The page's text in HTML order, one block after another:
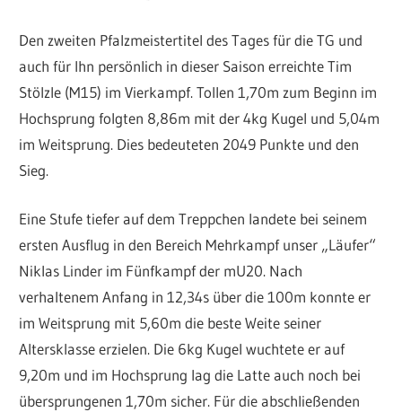
Den zweiten Pfalzmeistertitel des Tages für die TG und
auch für Ihn persönlich in dieser Saison erreichte Tim
Stölzle (M15) im Vierkampf. Tollen 1,70m zum Beginn im
Hochsprung folgten 8,86m mit der 4kg Kugel und 5,04m
im Weitsprung. Dies bedeuteten 2049 Punkte und den
Sieg.
Eine Stufe tiefer auf dem Treppchen landete bei seinem
ersten Ausflug in den Bereich Mehrkampf unser „Läufer“
Niklas Linder im Fünfkampf der mU20. Nach
verhaltenem Anfang in 12,34s über die 100m konnte er
im Weitsprung mit 5,60m die beste Weite seiner
Altersklasse erzielen. Die 6kg Kugel wuchtete er auf
9,20m und im Hochsprung lag die Latte auch noch bei
übersprungenen 1,70m sicher. Für die abschließenden